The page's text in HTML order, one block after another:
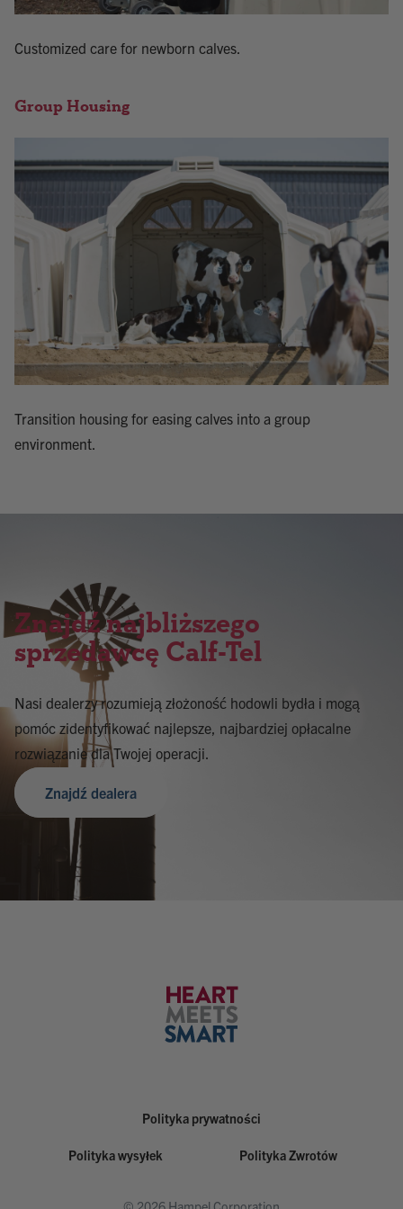
Customized care for newborn calves.
Group Housing
Transition housing for easing calves into a group
environment.
Znajdź najbliższego
sprzedawcę Calf-Tel
Nasi dealerzy rozumieją złożoność hodowli bydła i mogą
pomóc zidentyfikować najlepsze, najbardziej opłacalne
rozwiązanie dla Twojej operacji.
Znajdź dealera
Polityka prywatności
Polityka wysyłek Polityka Zwrotów